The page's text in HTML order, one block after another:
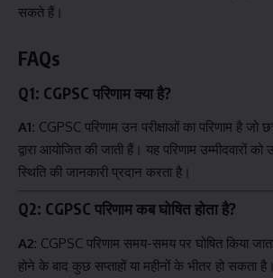
सकते हैं।
FAQs
Q1: CGPSC परिणाम क्या है?
A1: CGPSC परिणाम उन परीक्षाओं का परिणाम है जो
द्वारा आयोजित की जाती हैं। यह परिणाम उम्मीदवारों को
स्थिति की जानकारी प्रदान करता है।
Q2: CGPSC परिणाम कब घोषित होता है?
A2: CGPSC परिणाम समय-समय पर घोषित किया
होने के बाद कुछ सप्ताहों या महीनों के भीतर हो सकता